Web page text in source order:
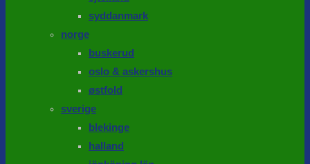
syddanmark
norge
buskerud
oslo & askershus
østfold
sverige
blekinge
halland